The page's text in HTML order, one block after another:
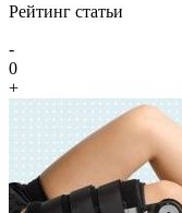
Рейтинг статьи
-
0
+